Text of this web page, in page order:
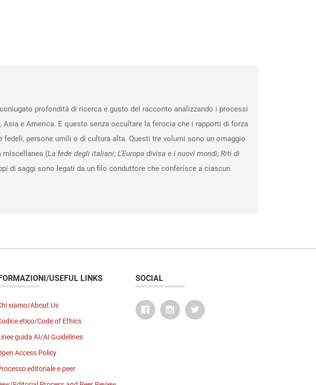
profondità di ricerca e gusto del racconto analizzando i processi
e America. E questo senza occultare la ferocia che i rapporti di forza
persone umili o di cultura alta. Questi tre volumi sono un omaggio
miscellanea (La fede degli italiani; L’Europa divisa e i nuovi mondi; Riti di
di saggi sono legati da un filo conduttore che conferisce a ciascun
USEFUL LINKS
siamo/About Us
etico/Code of Ethics
guida AI/AI Guidelines
Access Policy
editoriale e peer
SOCIAL